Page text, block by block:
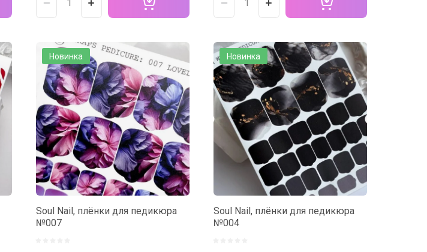
Новинка
Soul Nail, плёнки для педикюра
№007
Новинка
Soul Nail, плёнки для педикюра
№004